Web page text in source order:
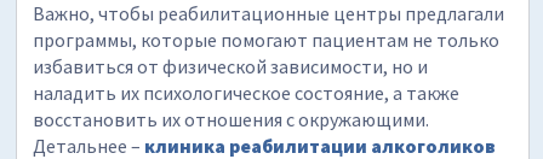
Важно, чтобы реабилитационные центры предлагали
программы, которые помогают пациентам не только
избавиться от физической зависимости, но и
наладить их психологическое состояние, а также
восстановить их отношения с окружающими.
Детальнее – клиника реабилитации алкоголиков